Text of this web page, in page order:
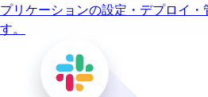
プリケーションの設定・デプロイ
す。